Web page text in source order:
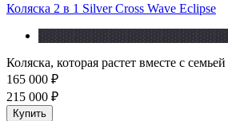
Коляска 2 в 1 Silver Cross Wave Eclipse
Коляска, которая растет вместе с семьей
165 000 ₽
215 000 ₽
Купить